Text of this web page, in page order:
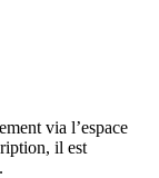
via l’espace
il est